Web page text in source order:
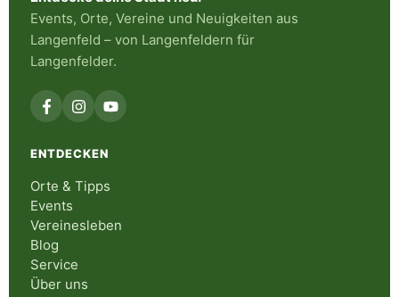
Events, Orte, Vereine und Neuigkeiten aus
Langenfeld – von Langenfeldern für
Langenfelder.
ENTDECKEN
Orte & Tipps
Events
Vereinesleben
Blog
Service
Über uns